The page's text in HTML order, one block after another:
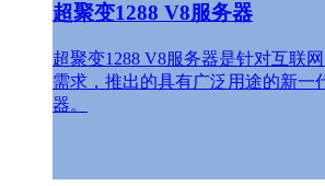
超聚变1288 V8服务器
超聚变1288 V8服务器是针对互联
需求，推出的具有广泛用途的新一
器。